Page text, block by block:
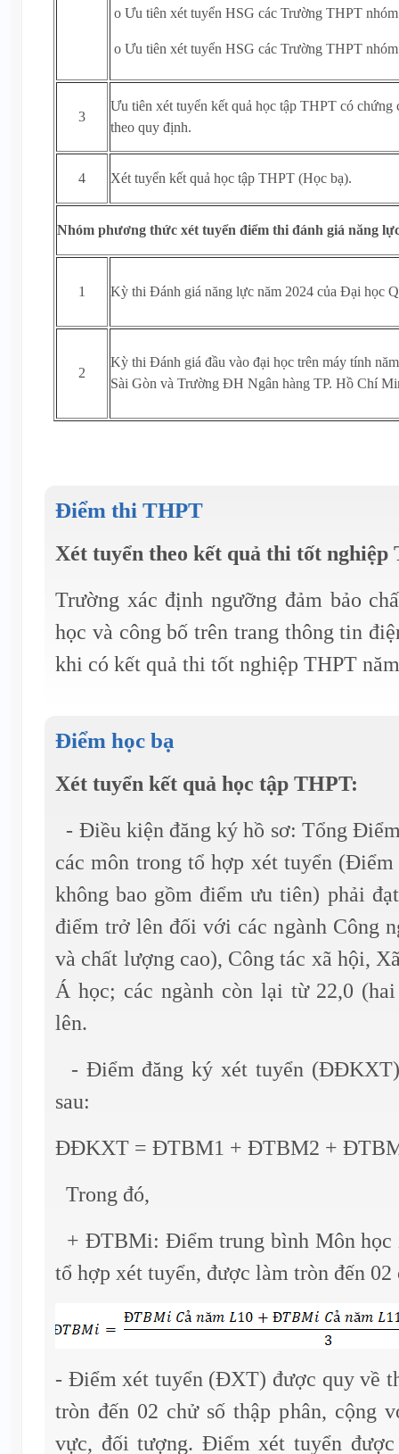
o Ưu tiên xét tuyển HSG các Trường THPT
o Ưu tiên xét tuyển HSG các Trường THPT
3
Ưu tiên xét tuyển kết quả học tập THPT có chứng
theo quy định.
4 Xét tuyển kết quả học tập THPT (Học bạ).
Nhóm phương thức xét tuyển điểm thi đánh giá năng
1 Kỳ thi Đánh giá năng lực năm 2024 của Đại học
2
Kỳ thi Đánh giá đầu vào đại học trên máy tính
Sài Gòn và Trường ĐH Ngân hàng TP. Hồ Chí
Điểm thi THPT
Xét tuyển theo kết quả thi tốt nghiệp
Trường xác định ngưỡng đảm bảo
học và công bố trên trang thông tin
khi có kết quả thi tốt nghiệp THPT
Điểm học bạ
Xét tuyển kết quả học tập THPT:
- Điều kiện đăng ký hồ sơ: Tổng
các môn trong tổ hợp xét tuyển
không bao gồm điểm ưu tiên) phải
điểm trở lên đối với các ngành Công
và chất lượng cao), Công tác xã hội,
Á học; các ngành còn lại từ 22,0
lên.
- Điểm đăng ký xét tuyển
sau:
ĐĐKXT = ĐTBM1 + ĐTBM2 +
Trong đó,
+ ĐTBMi: Điểm trung bình Môn học
tổ hợp xét tuyển, được làm tròn đến 02
- Điểm xét tuyển (ĐXT) được quy về
tròn đến 02 chử số thập phân, cộng
vực, đối tượng. Điểm xét tuyển